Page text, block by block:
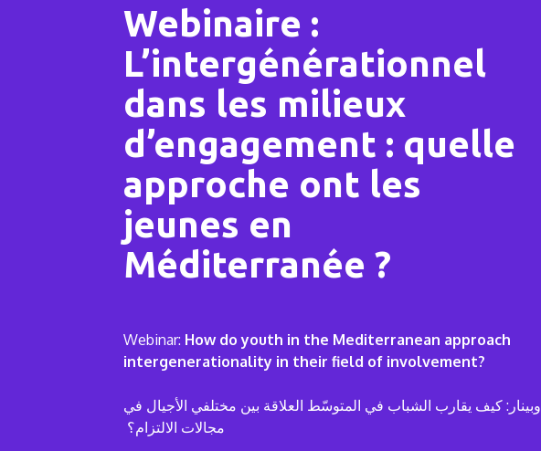
Webinaire :
L’intergénérationnel
dans les milieux
d’engagement : quelle
approche ont les
jeunes en
Méditerranée ?
Webinar: How do youth in the Mediterranean approach
intergenerationality in their field of involvement?
وبينار: كيف يقارب الشباب في المتوسّط العلاقة بين مختلفي الأجيال في
مجالات الالتزام؟